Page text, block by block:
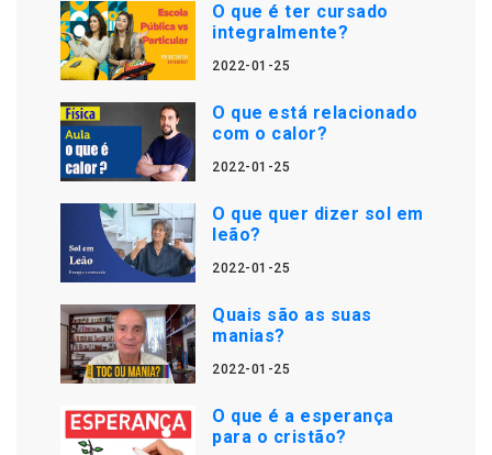
O que é ter cursado
integralmente?
2022-01-25
O que está relacionado
com o calor?
2022-01-25
O que quer dizer sol em
leão?
2022-01-25
Quais são as suas
manias?
2022-01-25
O que é a esperança
para o cristão?